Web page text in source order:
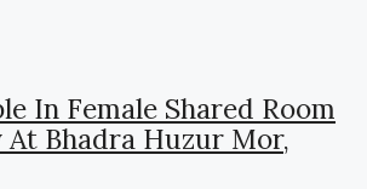
In Female Shared Room
At Bhadra Huzur Mor,